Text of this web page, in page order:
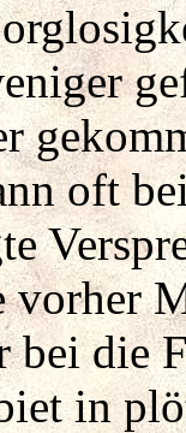
oft
vorher
bei die
in